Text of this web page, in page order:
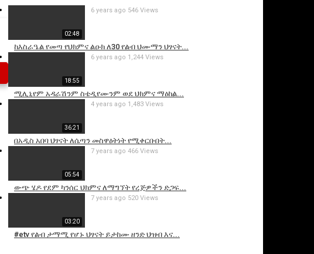
02:48
ከእስራዔል የመጣ የህክምና ልዑክ ለ30 የልብ ህሙማን ህፃናት...
6 years ago 546 Views
18:55
ሚሊኒየም አዳራሽንም ስቴዲየሙንም ወደ ህክምና ማዕከል...
6 years ago 1,244 Views
36:21
በአዲስ አበባ ህፃናት ለሴጣን መስዋዕትነት የሚቀርቡበት...
4 years ago 1,483 Views
05:54
ውጭ ሄዶ የደም ካንሰር ህክምና ለማግኘት የረጅዎችን ድጋፍ...
7 years ago 466 Views
03:20
#etv የልብ ታማሚ የሆኑ ህፃናት ይታከሙ ዘንድ ህዝብ እና...
7 years ago 520 Views